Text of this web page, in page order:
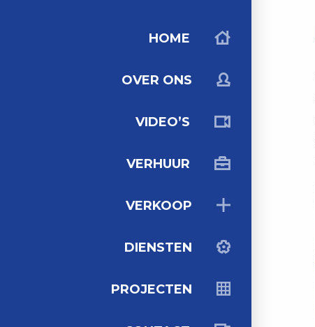
HOME
OVER ONS
VIDEO’S
VERHUUR
VERKOOP
DIENSTEN
PROJECTEN